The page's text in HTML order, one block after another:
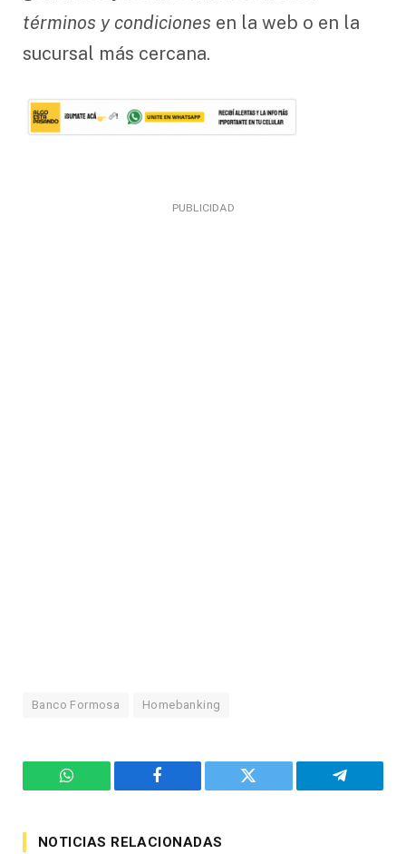
términos y condiciones en la web o en la
sucursal más cercana.
PUBLICIDAD
Banco Formosa Homebanking
WhatsApp Facebook Twitter Telegram
NOTICIAS RELACIONADAS